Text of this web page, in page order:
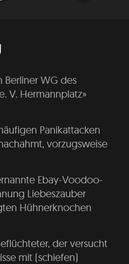
Berliner WG des
V. Hermannplatz»
Panikattacken
vorzugsweise
Ebay-Voodoo-
Liebeszauber
Hühnerknochen
der versucht
mit (schiefen)